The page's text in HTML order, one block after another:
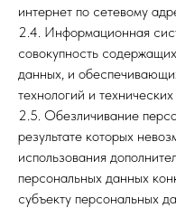
интернет по сетевому
2.4. Информационная
совокупность
данных, и
технологий и
2.5. Обезличивание
результате которых
использования
персональных данных
субъекту персональных